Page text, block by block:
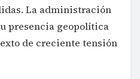
La administración
presencia geopolítica
de creciente tensión